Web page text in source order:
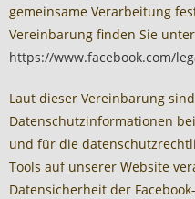
gemeinsame Verarbeitung
Vereinbarung finden Sie
https://www.facebook.com/
Laut dieser Vereinbarung
Datenschutzinformationen
und für die
Tools auf unserer Website
Datensicherheit der Facebook-